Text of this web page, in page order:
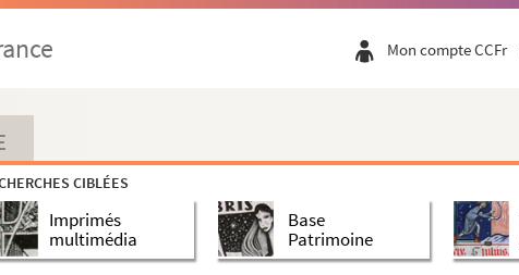
Mon compte CCFr
CIBLÉES
Imprimés
multimédia
Base
Patrimoine